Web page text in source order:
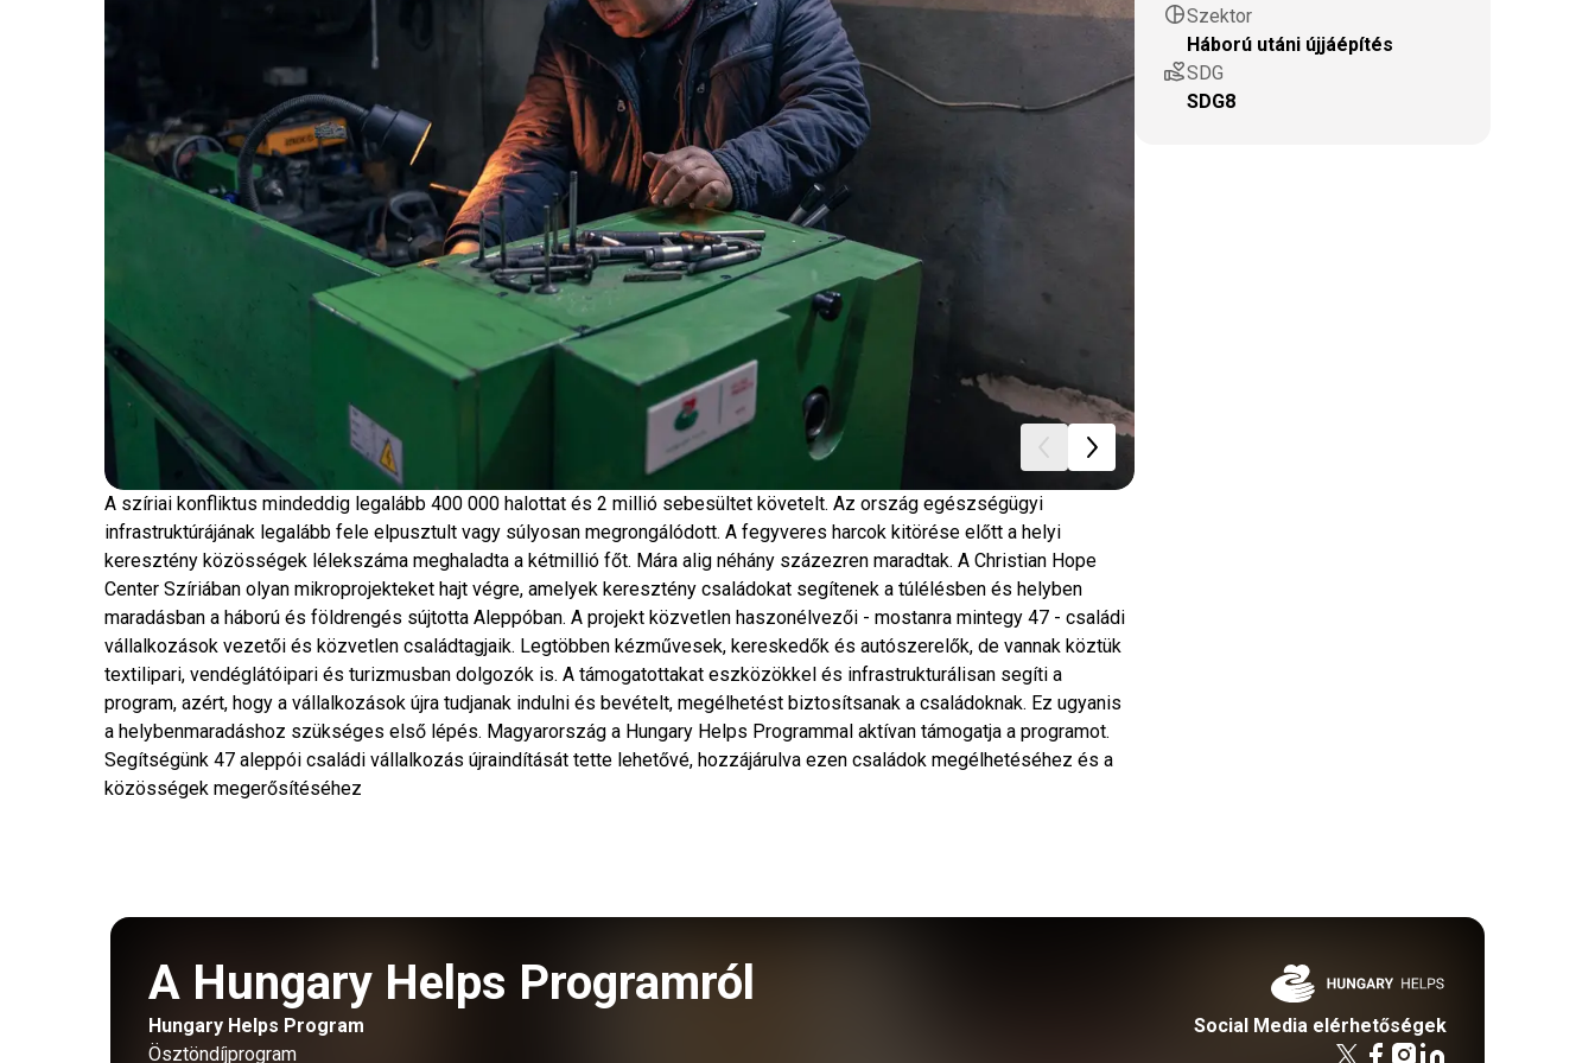
A szíriai konfliktus mindeddig legalább 400 000 halottat és 2 millió sebesültet követelt. Az ország egészségügyi
infrastruktúrájának legalább fele elpusztult vagy súlyosan megrongálódott. A fegyveres harcok kitörése előtt a helyi
keresztény közösségek lélekszáma meghaladta a kétmillió főt. Mára alig néhány százezren maradtak. A Christian Hope
Center Szíriában olyan mikroprojekteket hajt végre, amelyek keresztény családokat segítenek a túlélésben és helyben
maradásban a háború és földrengés sújtotta Aleppóban. A projekt közvetlen haszonélvezői - mostanra mintegy 47 - családi
vállalkozások vezetői és közvetlen családtagjaik. Legtöbben kézművesek, kereskedők és autószerelők, de vannak köztük
textilipari, vendéglátóipari és turizmusban dolgozók is. A támogatottakat eszközökkel és infrastrukturálisan segíti a
program, azért, hogy a vállalkozások újra tudjanak indulni és bevételt, megélhetést biztosítsanak a családoknak. Ez ugyanis
a helybenmaradáshoz szükséges első lépés. Magyarország a Hungary Helps Programmal aktívan támogatja a programot.
Segítségünk 47 aleppói családi vállalkozás újraindítását tette lehetővé, hozzájárulva ezen családok megélhetéséhez és a
közösségek megerősítéséhez
pie_chartSzektor
Háború utáni újjáépítés
volunteer_activismSDG
SDG8
A Hungary Helps Programról
Hungary Helps Program
Ösztöndíjprogram
Social Media elérhetőségek